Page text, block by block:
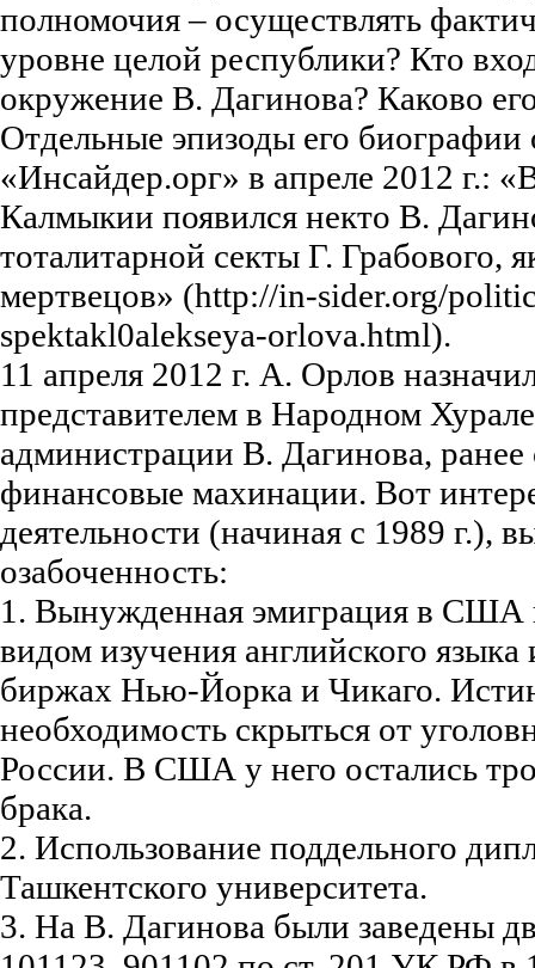
полномочия – осуществлять
уровне целой республики? Кто
окружение В. Дагинова? Каково
Отдельные эпизоды его биографии
«Инсайдер.орг» в апреле 2012 г.:
Калмыкии появился некто В.
тоталитарной секты Г. Грабового,
мертвецов» (http://in-sider.org/
spektakl0alekseya-orlova.html).
11 апреля 2012 г. А. Орлов
представителем в Народном
администрации В. Дагинова, ранее
финансовые махинации. Вот
деятельности (начиная с 1989 г.),
озабоченность:
1. Вынужденная эмиграция в США
видом изучения английского
биржах Нью-Йорка и Чикаго.
необходимость скрыться от
России. В США у него остались
брака.
2. Использование поддельного
Ташкентского университета.
3. На В. Дагинова были заведены